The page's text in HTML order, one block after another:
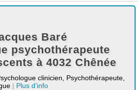
Baré
psychothérapeute
à 4032 Chênée
clinicien, Psychothérapeute,
| Plus d'info